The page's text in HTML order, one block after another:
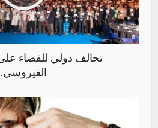
تحالف دولي للقضاء على
الفيروسي.